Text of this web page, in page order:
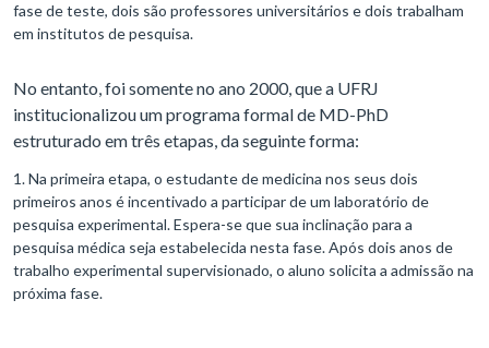
fase de teste, dois são professores universitários e dois trabalham
em institutos de pesquisa.
No entanto, foi somente no ano 2000, que a UFRJ
institucionalizou um programa formal de MD-PhD
estruturado em três etapas, da seguinte forma:
1. Na primeira etapa, o estudante de medicina nos seus dois
primeiros anos é incentivado a participar de um laboratório de
pesquisa experimental. Espera-se que sua inclinação para a
pesquisa médica seja estabelecida nesta fase. Após dois anos de
trabalho experimental supervisionado, o aluno solicita a admissão na
próxima fase.